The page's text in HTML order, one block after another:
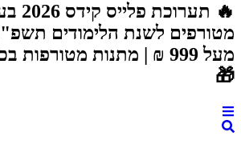
🔥
לשנת הלימודים
מעל 999 ₪ | מתנות מטורפות